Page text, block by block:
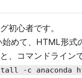
初心者です。
めて、HTML形式
、コマンドライン
-c anaconda